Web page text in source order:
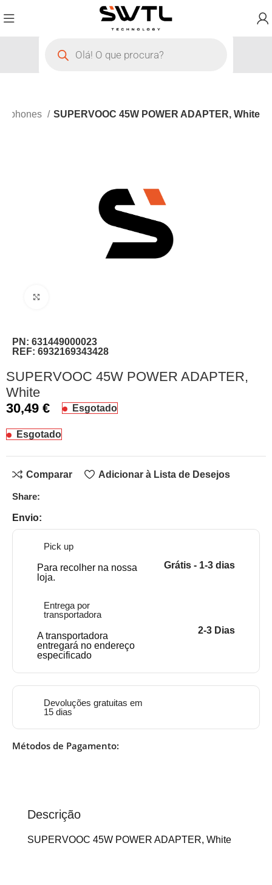
SUPERVOOC 45W POWER ADAPTER, White
PN:631449000023
REF:6932169343428
SUPERVOOC 45W POWER ADAPTER,
White
30,49€ Esgotado
Esgotado
Comparar Adicionar à Lista de Desejos
Share:
Envio:
Pick up
Para recolher na nossa
loja.
Grátis - 1-3 dias
Entrega por
transportadora
A transportadora
entregará no endereço
especificado
2-3 Dias
Devoluções gratuitas em
15 dias
Métodos de Pagamento:
Descrição
SUPERVOOC 45W POWER ADAPTER, White